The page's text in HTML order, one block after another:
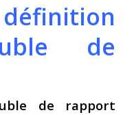
de
de rapport